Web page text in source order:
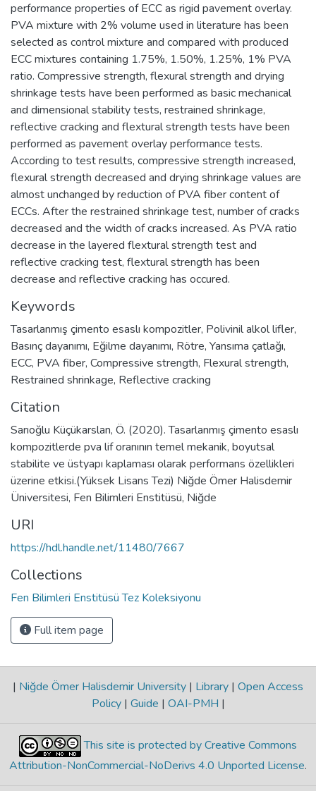
performance properties of ECC as rigid pavement overlay.
PVA mixture with 2% volume used in literature has been
selected as control mixture and compared with produced
ECC mixtures containing 1.75%, 1.50%, 1.25%, 1% PVA
ratio. Compressive strength, flexural strength and drying
shrinkage tests have been performed as basic mechanical
and dimensional stability tests, restrained shrinkage,
reflective cracking and flextural strength tests have been
performed as pavement overlay performance tests.
According to test results, compressive strength increased,
flexural strength decreased and drying shrinkage values are
almost unchanged by reduction of PVA fiber content of
ECCs. After the restrained shrinkage test, number of cracks
decreased and the width of cracks increased. As PVA ratio
decrease in the layered flextural strength test and
reflective cracking test, flextural strength has been
decrease and reflective cracking has occured.
Keywords
Tasarlanmış çimento esaslı kompozitler, Polivinil alkol lifler,
Basınç dayanımı, Eğilme dayanımı, Rötre, Yansıma çatlağı,
ECC, PVA fiber, Compressive strength, Flexural strength,
Restrained shrinkage, Reflective cracking
Citation
Sarıoğlu Küçükarslan, Ö. (2020). Tasarlanmış çimento esaslı
kompozitlerde pva lif oranının temel mekanik, boyutsal
stabilite ve üstyapı kaplaması olarak performans özellikleri
üzerine etkisi.(Yüksek Lisans Tezi) Niğde Ömer Halisdemir
Üniversitesi, Fen Bilimleri Enstitüsü, Niğde
URI
https://hdl.handle.net/11480/7667
Collections
Fen Bilimleri Enstitüsü Tez Koleksiyonu
Full item page
| Niğde Ömer Halisdemir University | Library | Open Access
Policy | Guide | OAI-PMH |
This site is protected by Creative Commons
Attribution-NonCommercial-NoDerivs 4.0 Unported License.